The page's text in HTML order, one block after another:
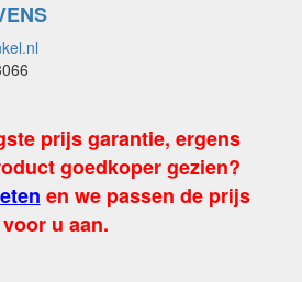
prijs garantie, ergens
goedkoper gezien?
en we passen de prijs
voor u aan.